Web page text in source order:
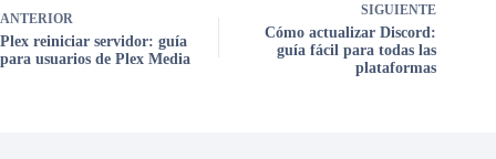
ANTERIOR
Plex reiniciar servidor: guía
para usuarios de Plex Media
SIGUIENTE
Cómo actualizar Discord:
guía fácil para todas las
plataformas